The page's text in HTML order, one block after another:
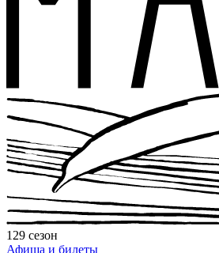
129 сезон
Афиша и билеты